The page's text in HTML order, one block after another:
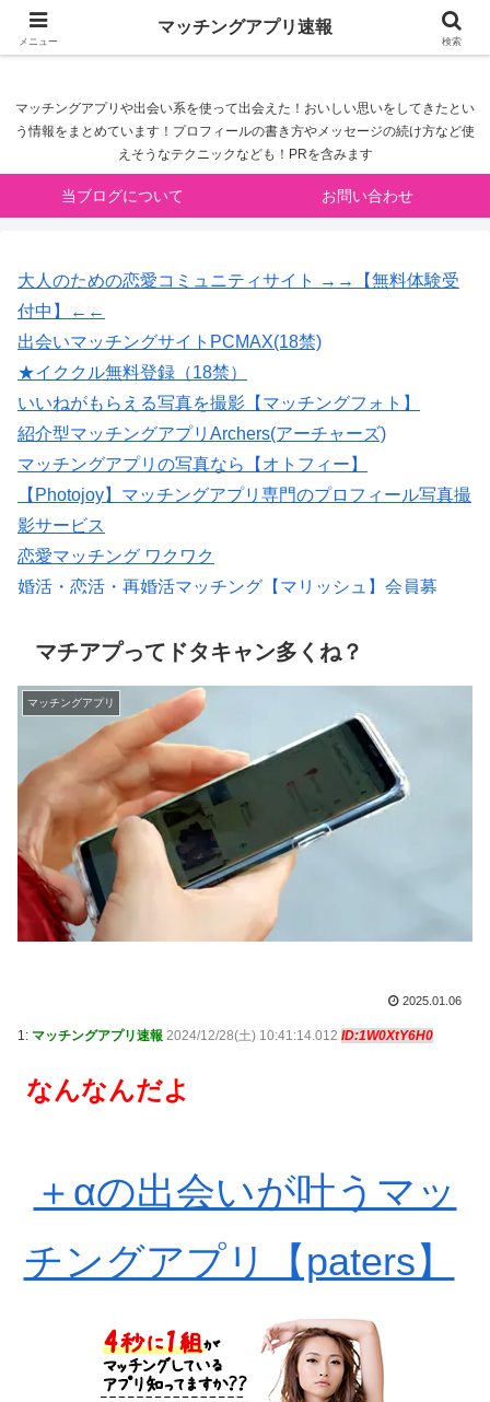
マッチングアプリ速報
マッチングアプリや出会い系を使って出会えた！おいしい思いをしてきたとい
う情報をまとめています！プロフィールの書き方やメッセージの続け方など使
えそうなテクニックなども！PRを含みます
当ブログについて お問い合わせ
大人のための恋愛コミュニティサイト →→【無料体験受
付中】←←
出会いマッチングサイトPCMAX(18禁)
★イククル無料登録（18禁）
いいねがもらえる写真を撮影【マッチングフォト】
紹介型マッチングアプリArchers(アーチャーズ)
マッチングアプリの写真なら【オトフィー】
【Photojoy】マッチングアプリ専門のプロフィール写真撮
影サービス
恋愛マッチング ワクワク
婚活・恋活・再婚活マッチング【マリッシュ】会員募
会員数は国内最大級の180万人を突破！【paters】
マチアプってドタキャン多くね？
マッチングアプリ
2025.01.06
1: マッチングアプリ速報 2024/12/28(土) 10:41:14.012 ID:1W0XtY6H0
なんなんだよ
＋αの出会いが叶うマッ
チングアプリ【paters】
メニュー
マッチングアプリ速報
検索